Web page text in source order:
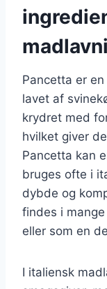
Pancetta er
lavet af
krydret med
hvilket giver
Pancetta kan
bruges ofte i
dybde og
findes i
eller som en
I italiensk